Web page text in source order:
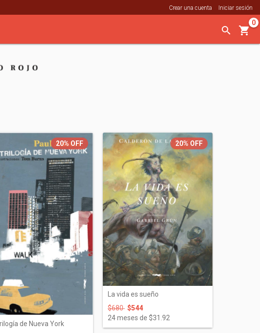
Crear una cuenta Iniciar sesión
0
20%OFF
de Nueva York
20% OFF
La vida es sueño
$680 $544
24meses de $31.92